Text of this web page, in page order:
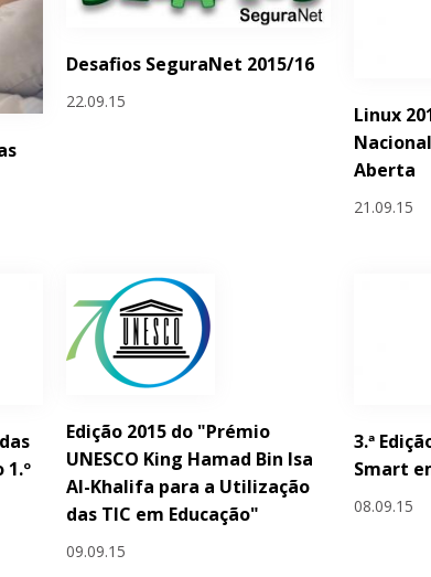
Desafios SeguraNet 2015/16
22.09.15
Linux
Aberta
21.09.15
Edição 2015 do "Prémio
UNESCO King Hamad Bin Isa
Al-Khalifa para a Utilização
das TIC em Educação"
09.09.15
3.ª
Smart
08.09.15